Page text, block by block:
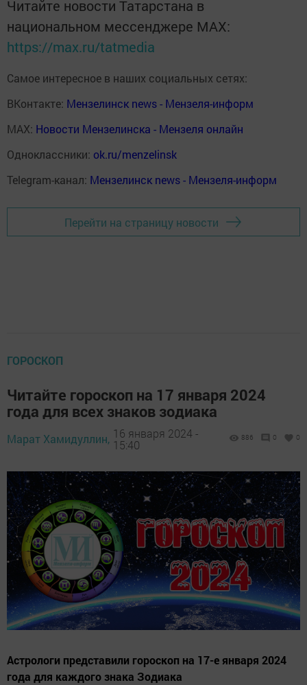
Читайте новости Татарстана в
национальном мессенджере MАХ:
https://max.ru/tatmedia
Самое интересное в наших социальных сетях:
ВКонтакте: Мензелинск news - Мензеля-информ
MAX: Новости Мензелинска - Мензеля онлайн
Одноклассники: ok.ru/menzelinsk
Telegram-канал: Мензелинск news - Мензеля-информ
Перейти на страницу новости
ГОРОСКОП
Читайте гороскоп на 17 января 2024
года для всех знаков зодиака
Марат Хамидуллин, 16 января 2024 -
15:40
886 0 0
Астрологи представили гороскоп на 17-е января 2024
года для каждого знака Зодиака